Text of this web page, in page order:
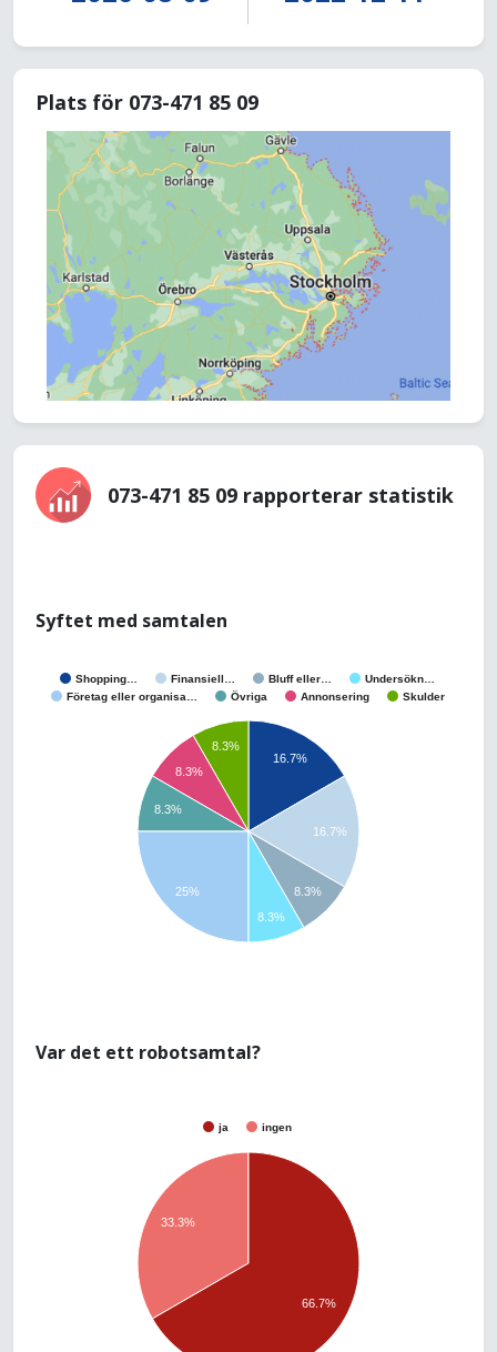
Plats för 073-471 85 09
073-471 85 09 rapporterar statistik
Syftet med samtalen
Shopping… Finansiell… Bluff eller…
Undersökn…
Företag eller organisa…
Övriga Annonsering Skulder
16.7%
16.7%
8.3%
8.3%
8.3%
8.3%
25%
8.3%
Var det ett robotsamtal?
ja ingen
33.3%
66.7%